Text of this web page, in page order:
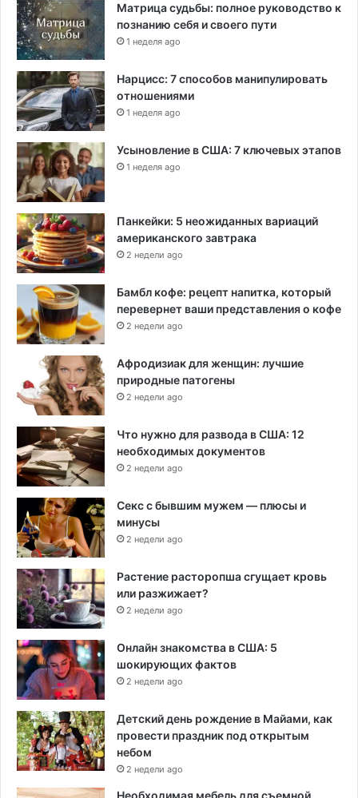
Матрица судьбы: полное руководство к
познанию себя и своего пути
1 неделя ago
Нарцисс: 7 способов манипулировать
отношениями
1 неделя ago
Усыновление в США: 7 ключевых этапов
1 неделя ago
Панкейки: 5 неожиданных вариаций
американского завтрака
2 недели ago
Бамбл кофе: рецепт напитка, который
перевернет ваши представления о кофе
2 недели ago
Афродизиак для женщин: лучшие
природные патогены
2 недели ago
Что нужно для развода в США: 12
необходимых документов
2 недели ago
Секс с бывшим мужем — плюсы и
минусы
2 недели ago
Растение расторопша сгущает кровь
или разжижает?
2 недели ago
Онлайн знакомства в США: 5
шокирующих фактов
2 недели ago
Детский день рождение в Майами, как
провести праздник под открытым
небом
2 недели ago